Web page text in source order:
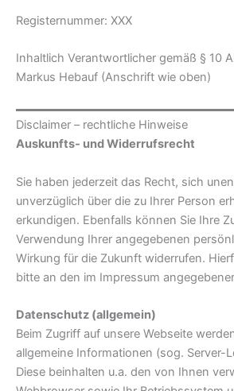
Registernummer: XXX
Inhaltlich Verantwortlicher gemäß § 10
Markus Hebauf (Anschrift wie oben)
Disclaimer – rechtliche Hinweise
Auskunfts- und Widerrufsrecht
Sie haben jederzeit das Recht, sich
unverzüglich über die zu Ihrer Person
erkundigen. Ebenfalls können Sie Ihre
Verwendung Ihrer angegebenen
Wirkung für die Zukunft widerrufen.
bitte an den im Impressum
Datenschutz (allgemein)
Beim Zugriff auf unsere Webseite
allgemeine Informationen (sog. Server-
Diese beinhalten u.a. den von Ihnen